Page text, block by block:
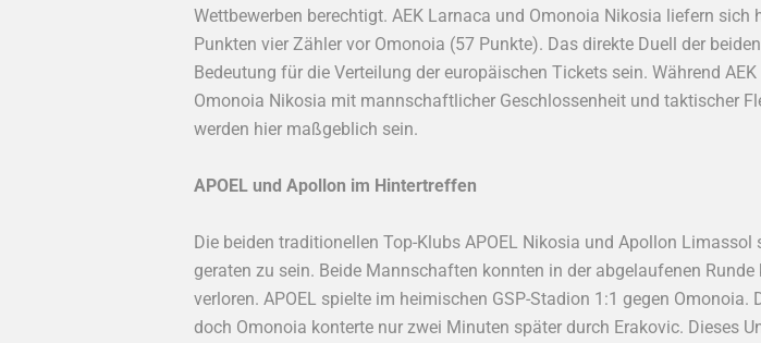
Wettbewerben berechtigt. AEK Larnaca und Omonoia Nikosia liefern
Punkten vier Zähler vor Omonoia (57 Punkte). Das direkte Duell der
Bedeutung für die Verteilung der europäischen Tickets sein. Während
Omonoia Nikosia mit mannschaftlicher Geschlossenheit und taktischer
werden hier maßgeblich sein.
APOEL und Apollon im Hintertreffen
Die beiden traditionellen Top-Klubs APOEL Nikosia und Apollon
geraten zu sein. Beide Mannschaften konnten in der abgelaufenen
verloren. APOEL spielte im heimischen GSP-Stadion 1:1 gegen
doch Omonoia konterte nur zwei Minuten später durch Erakovic. Dieses